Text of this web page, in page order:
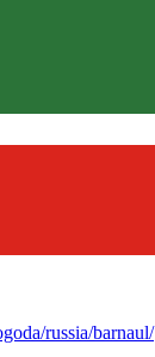
russia/barnaul/